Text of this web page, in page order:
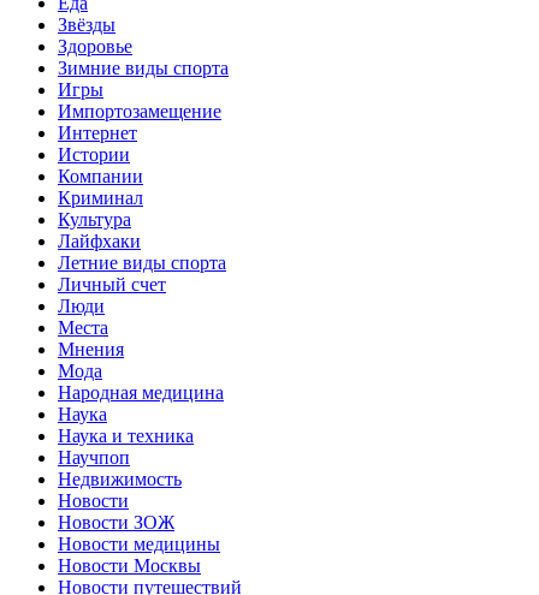
Звёзды
Здоровье
Зимние виды спорта
Игры
Импортозамещение
Интернет
Истории
Компании
Криминал
Культура
Лайфхаки
Летние виды спорта
Личный счет
Люди
Места
Мнения
Мода
Народная медицина
Наука
Наука и техника
Научпоп
Недвижимость
Новости
Новости ЗОЖ
Новости медицины
Новости Москвы
Новости путешествий